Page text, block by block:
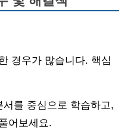
경우가 많습니다. 핵심
서를 중심으로 학습하고,
어보세요.